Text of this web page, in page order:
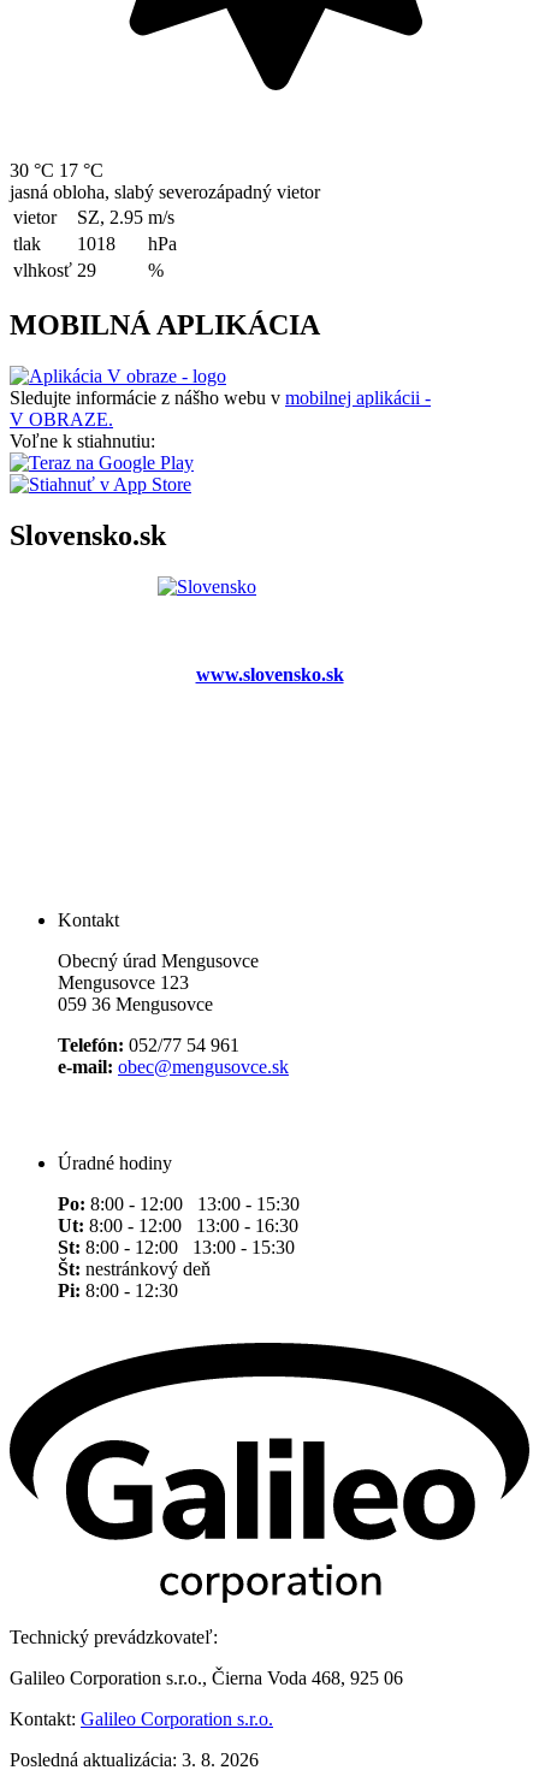
30 °C 17 °C
jasná obloha, slabý severozápadný vietor
vietor
SZ, 2.95 m/s
tlak
1018
hPa
vlhkosť 29 %
MOBILNÁ APLIKÁCIA
Sledujte informácie z nášho webu v mobilnej aplikácii -
V OBRAZE.
Voľne k stiahnutiu:
Slovensko.sk
www.slovensko.sk
Kontakt
Obecný úrad Mengusovce
Mengusovce 123
059 36 Mengusovce
Telefón: 052/77 54 961
e-mail: obec@mengusovce.sk
Úradné hodiny
Po: 8:00 - 12:00 13:00 - 15:30
Ut: 8:00 - 12:00 13:00 - 16:30
St: 8:00 - 12:00 13:00 - 15:30
Št: nestránkový deň
Pi: 8:00 - 12:30
Technický prevádzkovateľ:
Galileo Corporation s.r.o., Čierna Voda 468, 925 06
Kontakt: Galileo Corporation s.r.o.
Posledná aktualizácia: 3. 8. 2026